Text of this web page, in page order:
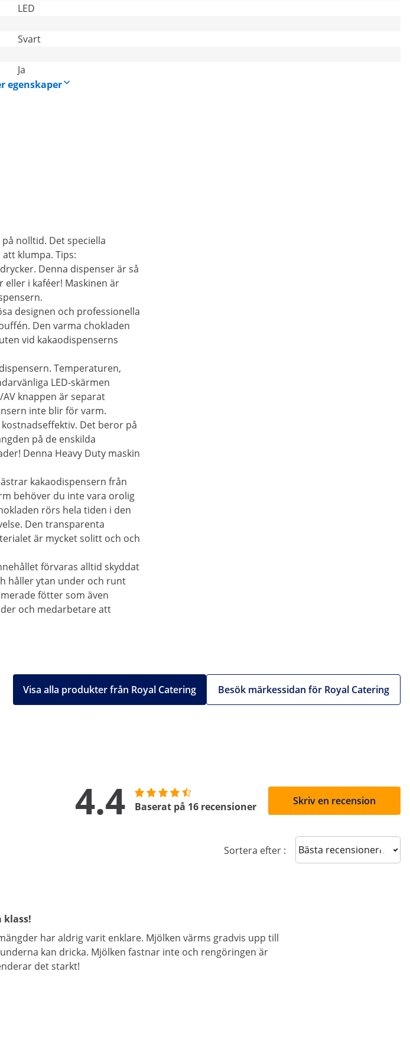
LED
Svart
Ja
egenskaper
nolltid. Det speciella
klumpa. Tips:
Denna dispenser är så
i kaféer! Maskinen är
designen och professionella
Den varma chokladen
vid kakaodispenserns
Temperaturen,
LED-skärmen
knappen är separat
inte blir för varm.
Det beror på
på de enskilda
Denna Heavy Duty maskin
kakaodispensern från
behöver du inte vara orolig
rörs hela tiden i den
Den transparenta
är mycket solitt och och
förvaras alltid skyddat
håller ytan under och runt
fötter som även
och medarbetare att
Besök märkessidan för Royal Catering
Visa alla produkter från Royal Catering
4.4 Baserat på 16 recensioner Skriv en recension
Sortera efter : Sort reviews
klass!
har aldrig varit enklare. Mjölken värms gradvis upp till
kan dricka. Mjölken fastnar inte och rengöringen är
det starkt!